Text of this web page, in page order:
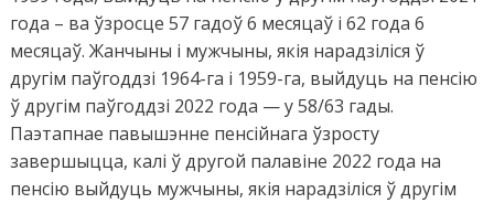
года – ва ўзросце 57 гадоў 6 месяцаў і 62 года 6
месяцаў. Жанчыны і мужчыны, якія нарадзіліся ў
другім паўгоддзі 1964-га і 1959-га, выйдуць на пенсію
ў другім паўгоддзі 2022 года — у 58/63 гады.
Паэтапнае павышэнне пенсійнага ўзросту
завершыцца, калі ў другой палавіне 2022 года на
пенсію выйдуць мужчыны, якія нарадзіліся ў другім